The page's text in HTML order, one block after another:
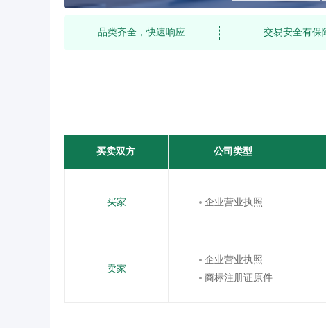
品类齐全，快速响应 交易安全有保
买卖双方 公司类型
买家 企业营业执照
卖家
企业营业执照
商标注册证原件